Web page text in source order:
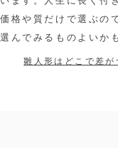
価格や質だけで選ぶの
選んでみるものよいか
雛人形はどこで差